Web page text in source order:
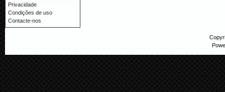
Privacidade
Condições de uso
Contacte-nos